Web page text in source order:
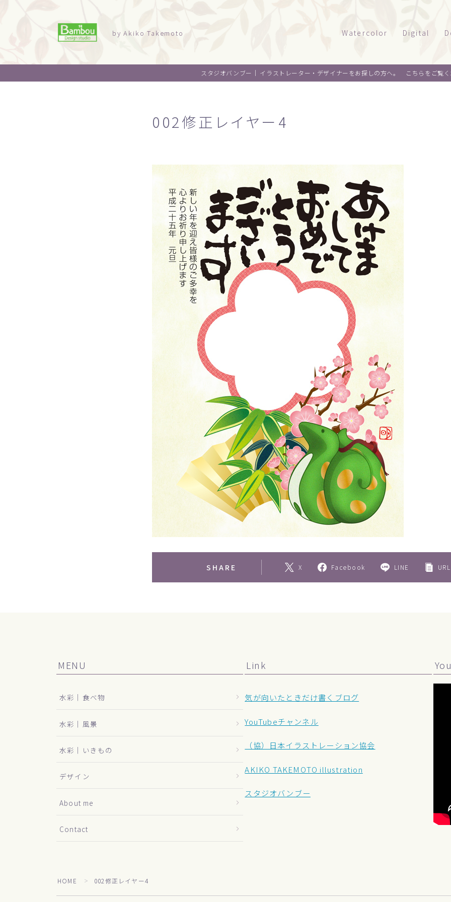
by Akiko Takemoto Watercolor
建物
料理
麺類
スイーツ
野菜・くだもの
いきもの
動物
植物
人物
キッズ・ファミリー
男性
Digital
テクニカルイラ
水彩｜風景
デザイン
About me
Contact
スタジオバンブー｜ イラストレーター・デザイナーをお探しの方へ。 こちらをご覧く
002修正レイヤー4
SHARE X Facebook LINE
MENU
水彩｜食べ物
水彩｜風景
水彩｜いきもの
デザイン
About me
Contact
Link
気が向いたときだけ書くブログ
YouTubeチャンネル
（協）日本イラストレーション協会
AKIKO TAKEMOTO illustration
スタジオバンブー
HOME ＞ 002修正レイヤー4